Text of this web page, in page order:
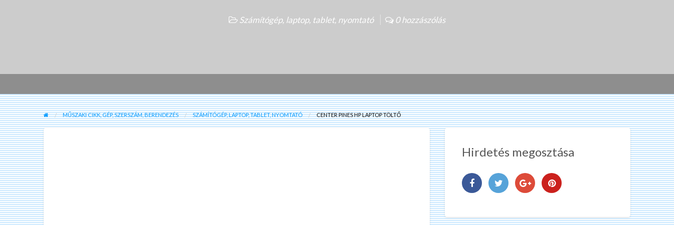
Számítógép, laptop, tablet, nyomtató 0 hozzászólás
MŰSZAKI CIKK, GÉP, SZERSZÁM, BERENDEZÉS SZÁMÍTÓGÉP, LAPTOP, TABLET, NYOMTATÓ CENTER PINES HP LAPTOP TÖLTŐ
Hirdetés megosztása